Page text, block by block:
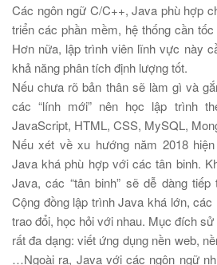
Các ngôn ngữ C/C++, Java phù hợp
triển các phần mềm, hệ thống cần
Hơn nữa, lập trình viên lĩnh vực này
khả năng phân tích định lượng tốt.
Nếu chưa rõ bản thân sẽ làm gì và
các “lính mới” nên học lập trình
JavaScript, HTML, CSS, MySQL,
Nếu xét về xu hướng năm 2018
Java khá phù hợp với các tân binh.
Java, các “tân binh” sẽ dễ dàng
Cộng đồng lập trình Java khá lớn,
trao đổi, học hỏi với nhau. Mục đích
rất đa dạng: viết ứng dụng nền web,
…Ngoài ra, Java với các ngôn ngữ